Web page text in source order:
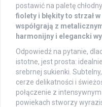
postawić na paletę
fiolety i błękity to strzał
współgrają z
harmonijny i elegancki
Odpowiedź na pytanie,
istotne, jest prosta:
srebrnej sukienki.
cerze delikatności i
połączenie z
powiekach stworzy